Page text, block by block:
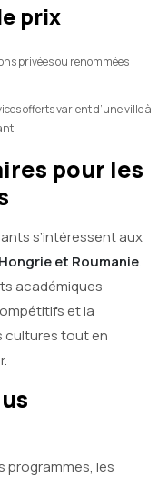
prix
privées ou renommées
offerts varient d’une ville à
pour les
s’intéressent aux
et Roumanie.
académiques
et la
cultures tout en
programmes, les